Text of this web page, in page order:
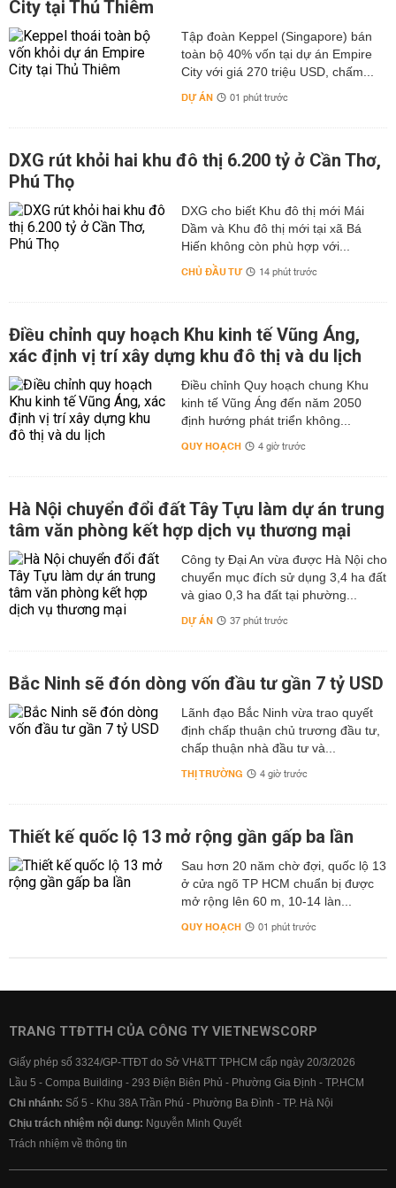
City tại Thủ Thiêm
Tập đoàn Keppel (Singapore) bán
toàn bộ 40% vốn tại dự án Empire
City với giá 270 triệu USD, chấm...
DỰ ÁN 01 phút trước
DXG rút khỏi hai khu đô thị 6.200 tỷ ở Cần Thơ,
Phú Thọ
DXG cho biết Khu đô thị mới Mái
Dầm và Khu đô thị mới tại xã Bá
Hiến không còn phù hợp với...
CHỦ ĐẦU TƯ 14 phút trước
Điều chỉnh quy hoạch Khu kinh tế Vũng Áng,
xác định vị trí xây dựng khu đô thị và du lịch
Điều chỉnh Quy hoạch chung Khu
kinh tế Vũng Áng đến năm 2050
định hướng phát triển không...
QUY HOẠCH 4 giờ trước
Hà Nội chuyển đổi đất Tây Tựu làm dự án trung
tâm văn phòng kết hợp dịch vụ thương mại
Công ty Đại An vừa được Hà Nội cho
chuyển mục đích sử dụng 3,4 ha đất
và giao 0,3 ha đất tại phường...
DỰ ÁN 37 phút trước
Bắc Ninh sẽ đón dòng vốn đầu tư gần 7 tỷ USD
Lãnh đạo Bắc Ninh vừa trao quyết
định chấp thuận chủ trương đầu tư,
chấp thuận nhà đầu tư và...
THỊ TRƯỜNG 4 giờ trước
Thiết kế quốc lộ 13 mở rộng gần gấp ba lần
Sau hơn 20 năm chờ đợi, quốc lộ 13
ở cửa ngõ TP HCM chuẩn bị được
mở rộng lên 60 m, 10-14 làn...
QUY HOẠCH 01 phút trước
TRANG TTĐTTH CỦA CÔNG TY VIETNEWSCORP
Giấy phép số 3324/GP-TTĐT do Sở VH&TT TPHCM cấp ngày 20/3/2026
Lầu 5 - Compa Building - 293 Điện Biên Phủ - Phường Gia Định - TP.HCM
Chi nhánh: Số 5 - Khu 38A Trần Phú - Phường Ba Đình - TP. Hà Nội
Chịu trách nhiệm nội dung: Nguyễn Minh Quyết
Trách nhiệm về thông tin